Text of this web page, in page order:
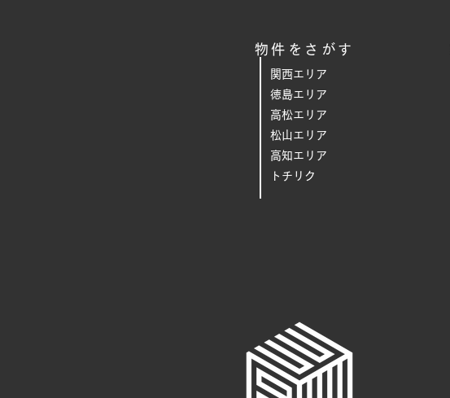
物件をさがす
関西エリア
徳島エリア
高松エリア
松山エリア
高知エリア
トチリク